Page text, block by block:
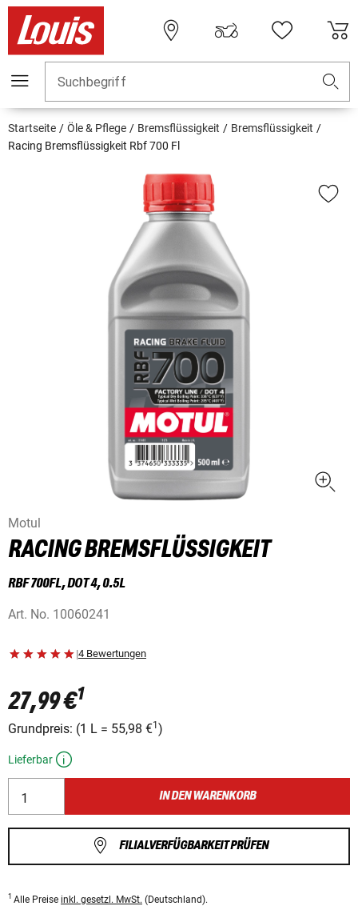
Suchbegriff
Startseite Öle & Pflege Bremsflüssigkeit
Bremsflüssigkeit
Racing Bremsflüssigkeit Rbf 700 Fl
Motul
RACING BREMSFLÜSSIGKEIT
RBF 700FL, DOT 4, 0.5L
Art. No. 10060241
|4 Bewertungen
27,99 €1
Grundpreis: (1 L = 55,98 €1 )
Lieferbar
IN DEN WARENKORB
FILIALVERFÜGBARKEIT PRÜFEN
1 Alle Preise inkl. gesetzl. MwSt. (Deutschland).